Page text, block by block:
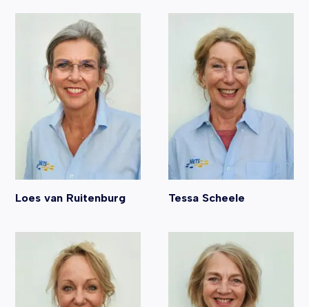
Loes van Ruitenburg Tessa Scheele